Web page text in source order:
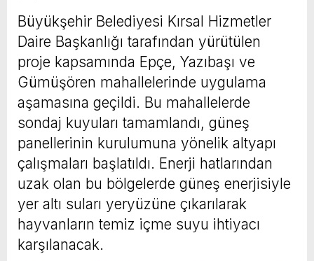
Büyükşehir Belediyesi Kırsal Hizmetler
Daire Başkanlığı tarafından yürütülen
proje kapsamında Epçe, Yazıbaşı ve
Gümüşören mahallelerinde uygulama
aşamasına geçildi. Bu mahallelerde
sondaj kuyuları tamamlandı, güneş
panellerinin kurulumuna yönelik altyapı
çalışmaları başlatıldı. Enerji hatlarından
uzak olan bu bölgelerde güneş enerjisiyle
yer altı suları yeryüzüne çıkarılarak
hayvanların temiz içme suyu ihtiyacı
karşılanacak.